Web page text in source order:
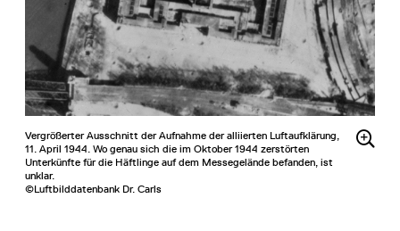
Vergrößerter Ausschnitt der Aufnahme der alliierten Luftaufklärung,
11. April 1944. Wo genau sich die im Oktober 1944 zerstörten
Unterkünfte für die Häftlinge auf dem Messegelände befanden, ist
unklar.
©Luftbilddatenbank Dr. Carls